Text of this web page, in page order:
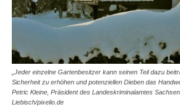
„Jeder einzelne Gartenbesitzer kann seinen Teil dazu
Sicherheit zu erhöhen und potenziellen Dieben das
Petric Kleine, Präsident des Landeskriminalamtes
Liebisch/pixelio.de